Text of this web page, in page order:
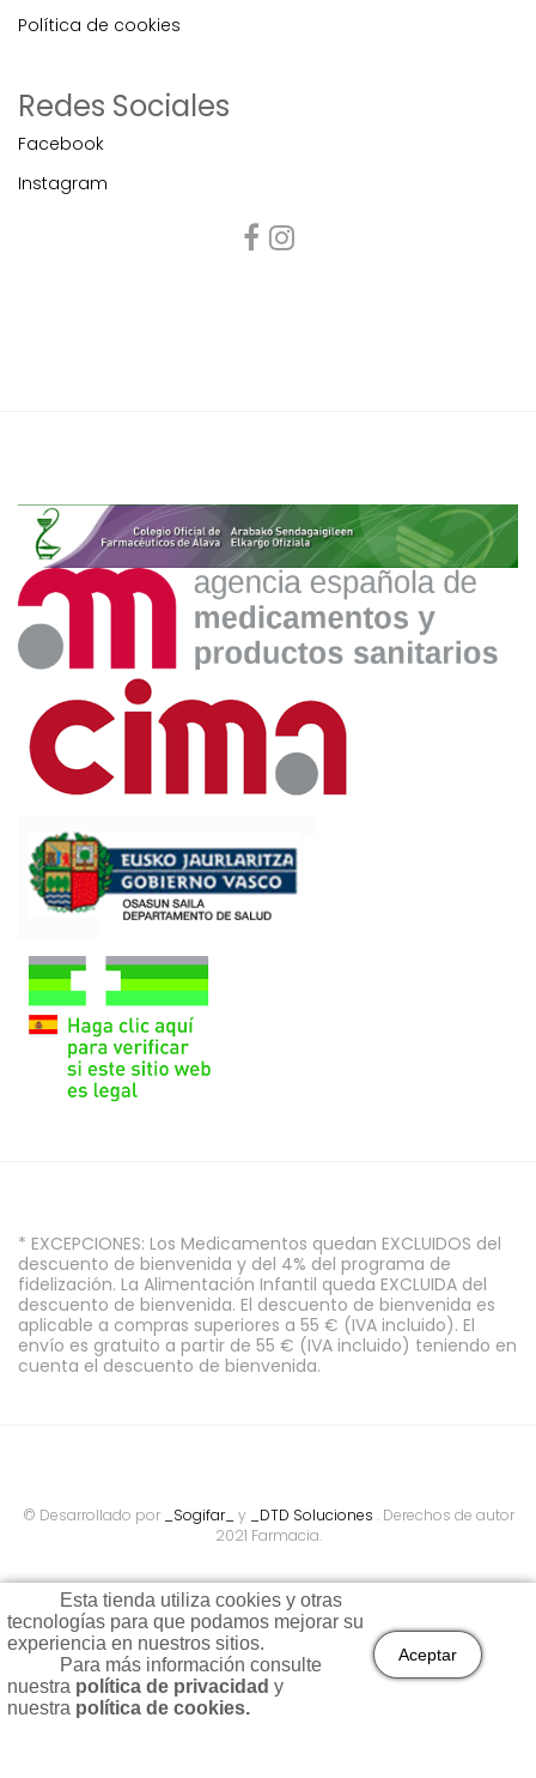
Esta tienda utiliza cookies y otras
tecnologías para que podamos mejorar su
experiencia en nuestros sitios.
Para más información consulte
nuestra política de privacidad y
nuestra política de cookies.
Aceptar
Política de cookies
Redes Sociales
Facebook
Instagram
* EXCEPCIONES: Los Medicamentos quedan EXCLUIDOS del
descuento de bienvenida y del 4% del programa de
fidelización. La Alimentación Infantil queda EXCLUIDA del
descuento de bienvenida. El descuento de bienvenida es
aplicable a compras superiores a 55 € (IVA incluido). El
envío es gratuito a partir de 55 € (IVA incluido) teniendo en
cuenta el descuento de bienvenida.
© Desarrollado por _Sogifar_ y _DTD Soluciones . Derechos de autor
2021 Farmacia.
Todos los precios son indicados con impuestos incluidos